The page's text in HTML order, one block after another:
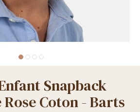
Snapback
Rose Coton - Barts